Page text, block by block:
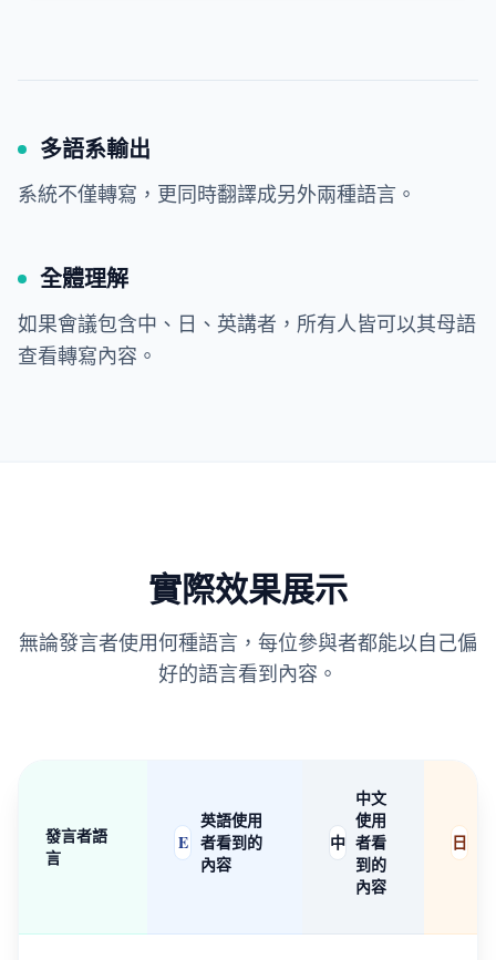
多語系輸出
系統不僅轉寫，更同時翻譯成另外兩種語言。
全體理解
如果會議包含中、日、英講者，所有人皆可以其母語
查看轉寫內容。
實際效果展示
無論發言者使用何種語言，每位參與者都能以自己偏
好的語言看到內容。
發言者語
言
E
英語使用
者看到的
內容
中
中文
使用
者看
到的
內容
日